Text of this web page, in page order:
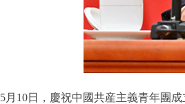
5月10日，慶祝中國共産主義青年團